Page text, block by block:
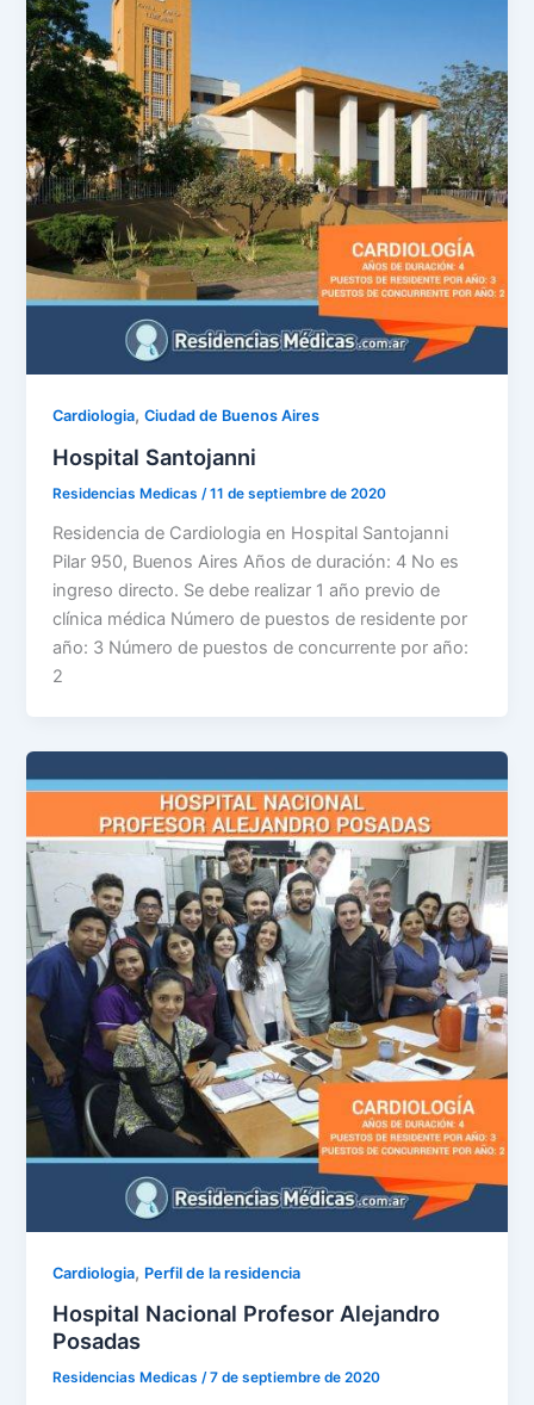
Cardiologia,Ciudad de Buenos Aires
Hospital Santojanni
Residencias Medicas /11 de septiembre de 2020
Residencia de Cardiologia en Hospital Santojanni
Pilar 950, Buenos Aires Años de duración: 4 No es
ingreso directo. Se debe realizar 1 año previo de
clínica médica Número de puestos de residente por
año: 3 Número de puestos de concurrente por año:
2
Cardiologia, Perfil de la residencia
Hospital Nacional Profesor Alejandro
Posadas
Residencias Medicas/7 de septiembre de 2020